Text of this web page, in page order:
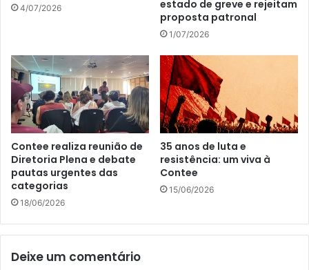
4/07/2026
estado de greve e rejeitam
proposta patronal
1/07/2026
Contee realiza reunião de
Diretoria Plena e debate
pautas urgentes das
categorias
18/06/2026
35 anos de luta e
resistência: um viva à
Contee
15/06/2026
Deixe um comentário